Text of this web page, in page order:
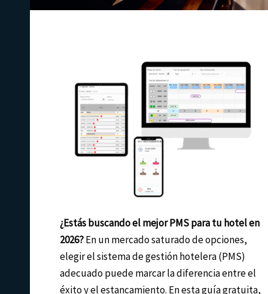
¿Estás buscando el mejor PMS para tu hotel en
2026?En un mercado saturado de opciones,
elegir el sistema de gestión hotelera (PMS)
adecuado puede marcar la diferencia entre el
éxito y el estancamiento. En esta guía gratuita,